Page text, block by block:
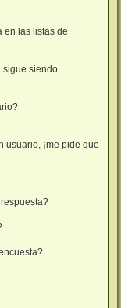
en las listas de
sigue siendo
usuario, ¡me pide que